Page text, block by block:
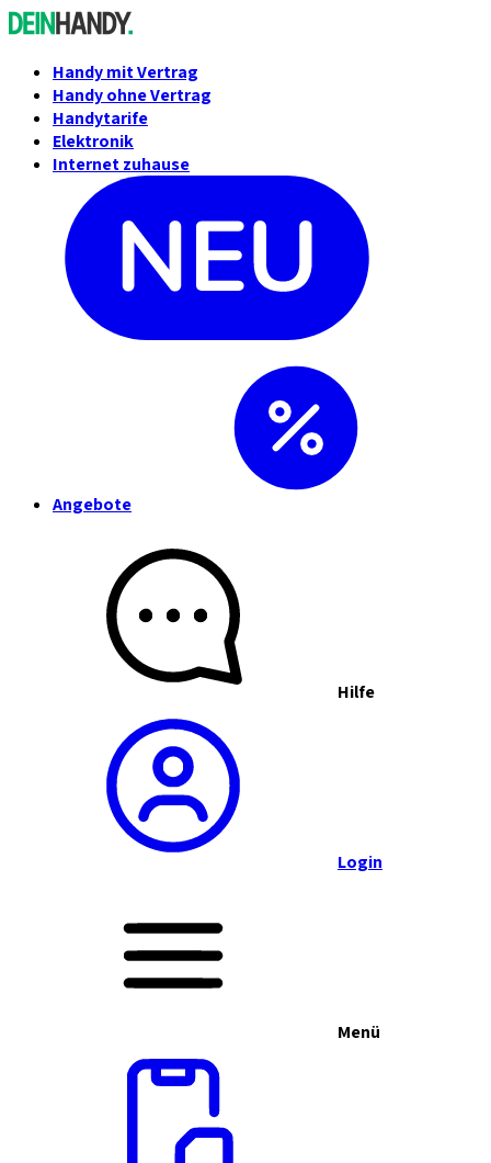
Handy mit Vertrag
Handy ohne Vertrag
Handytarife
Elektronik
Internet zuhause
Angebote
Hilfe
Login
Menü